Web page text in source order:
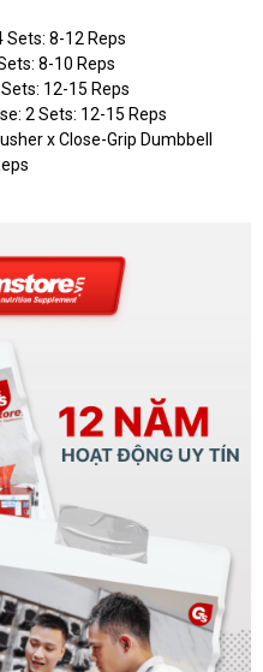
Sets: 8-12 Reps
8-10 Reps
12-15 Reps
2 Sets: 12-15 Reps
x Close-Grip Dumbbell